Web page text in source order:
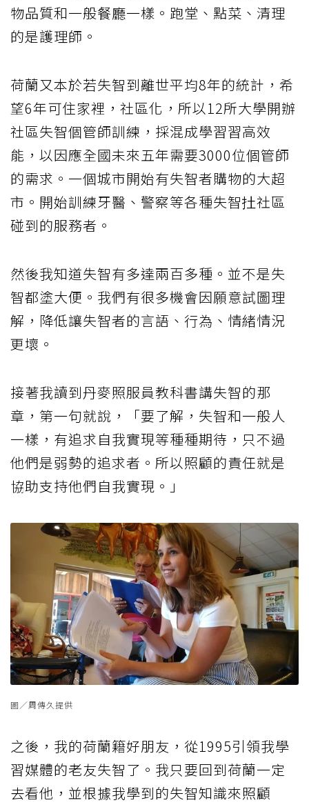
物品質和一般餐廳一樣。跑堂、點菜、清理
的是護理師。
荷蘭又本於若失智到離世平均8年的統計，希
望6年可住家裡，社區化，所以12所大學開辦
社區失智個管師訓練，採混成學習習高效
能，以因應全國未來五年需要3000位個管師
的需求。一個城市開始有失智者購物的大超
市。開始訓練牙醫、警察等各種失智扗社區
碰到的服務者。
然後我知道失智有多達兩百多種。並不是失
智都塗大便。我們有很多機會因願意試圖理
解，降低讓失智者的言語、行為、情緒情況
更壞。
接著我讀到丹麥照服員教科書講失智的那
章，第一句就說，「要了解，失智和一般人
一樣，有追求自我實現等種種期待，只不過
他們是弱勢的追求者。所以照顧的責任就是
協助支持他們自我實現。」
圖／周傳久提供
之後，我的荷蘭籍好朋友，從1995引領我學
習媒體的老友失智了。我只要回到荷蘭一定
去看他，並根據我學到的失智知識來照顧